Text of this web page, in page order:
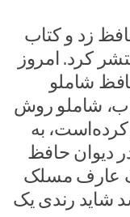
زد و کتاب
کرد. امروز
شاملو
شاملو روش
به
دیوان حافظ
عارف مسلک
شاید رندی یک